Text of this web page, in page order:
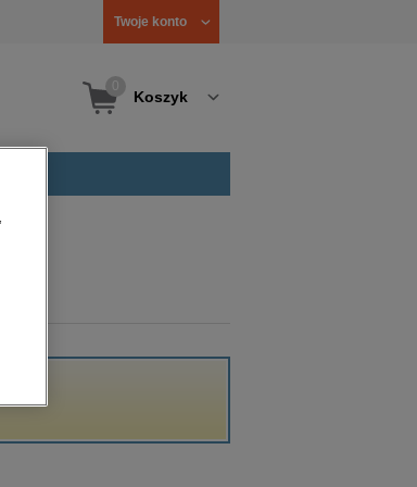
Twoje konto
Koszyk